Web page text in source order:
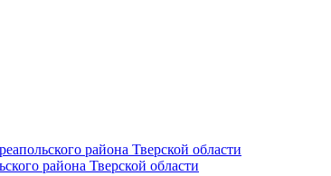
района Тверской области
района Тверской области